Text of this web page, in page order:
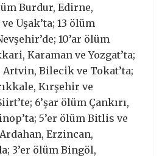
Burdur, Edirne,
Uşak’ta; 13 ölüm
10’ar ölüm
Karaman ve Yozgat’ta;
Artvin, Bilecik ve Tokat’ta;
Kırşehir ve
6’şar ölüm Çankırı,
5’er ölüm Bitlis ve
Erzincan,
3’er ölüm Bingöl,